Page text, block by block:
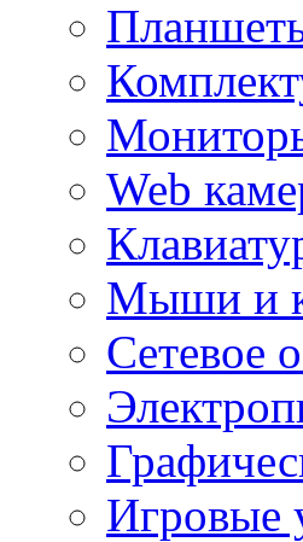
Web
Мыши и
Сетевое
Игровые